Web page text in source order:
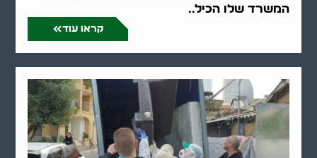
המשרד שלו הכיל..
קראו עוד